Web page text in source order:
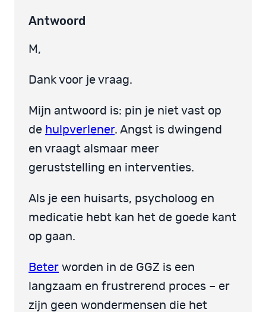
Antwoord
M,
Dank voor je vraag.
Mijn antwoord is: pin je niet vast op
de hulpverlener. Angst is dwingend
en vraagt alsmaar meer
geruststelling en interventies.
Als je een huisarts, psycholoog en
medicatie hebt kan het de goede kant
op gaan.
Beter worden in de GGZ is een
langzaam en frustrerend proces – er
zijn geen wondermensen die het